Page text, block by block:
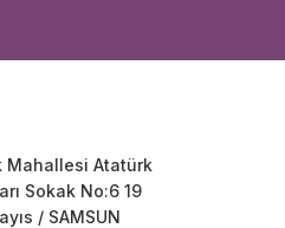
Mahallesi Atatürk
Sokak No:6 19
/ SAMSUN